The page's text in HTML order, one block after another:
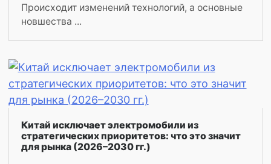
Происходит изменений технологий, а основные
новшества ...
Китай исключает электромобили из
стратегических приоритетов: что это значит
для рынка (2026–2030 гг.)